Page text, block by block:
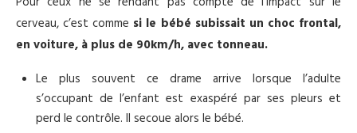
cerveau, c’est comme si le bébé subissait un choc frontal,
en voiture, à plus de 90km/h, avec tonneau.
Le plus souvent ce drame arrive lorsque l’adulte
s’occupant de l’enfant est exaspéré par ses pleurs et
perd le contrôle. Il secoue alors le bébé.